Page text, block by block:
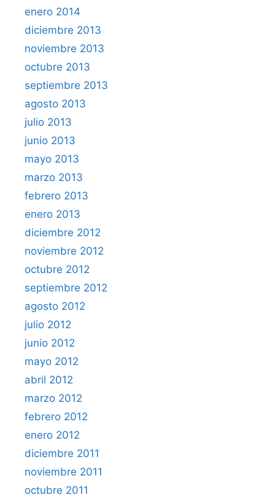
enero 2014
diciembre 2013
noviembre 2013
octubre 2013
septiembre 2013
agosto 2013
julio 2013
junio 2013
mayo 2013
marzo 2013
febrero 2013
enero 2013
diciembre 2012
noviembre 2012
octubre 2012
septiembre 2012
agosto 2012
julio 2012
junio 2012
mayo 2012
abril 2012
marzo 2012
febrero 2012
enero 2012
diciembre 2011
noviembre 2011
octubre 2011